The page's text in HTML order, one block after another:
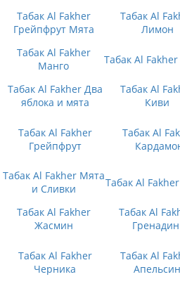
Табак Al Fakher
Грейпфрут Мята
Табак Al
Лимон
Табак Al Fakher
Манго
Табак Al Fakher
Табак Al Fakher Два
яблока и мята
Табак Al
Киви
Табак Al Fakher
Грейпфрут
Табак Al
Табак Al Fakher Мята
и Сливки
Табак Al
Табак Al Fakher
Жасмин
Табак Al
Гренадин
Табак Al Fakher
Черника
Табак Al
Апельсин